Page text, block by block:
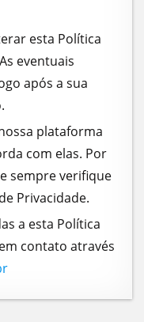
esta Política
eventuais
após a sua
plataforma
com elas. Por
sempre verifique
Privacidade.
a esta Política
contato através